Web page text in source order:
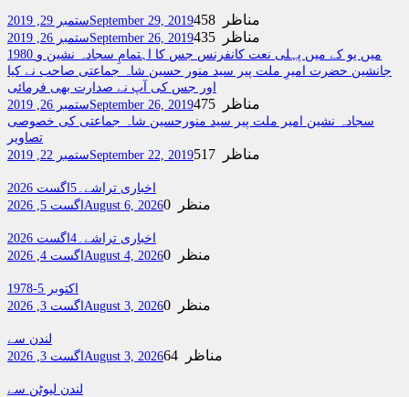
ستمبر 29, 2019September 29, 2019 458 مناظر
ستمبر 26, 2019September 26, 2019 435 مناظر
1980 میں یو کے میں پہلی نعت کانفرنس جس کا اہتمامِ سجادہ نشین و
جانشین حضرت امیرِ ملت پیر سید منور حسین شاہ جماعتی صاحب نے کیا
اور جس کی آپ نے صدارت بھی فرمائی
ستمبر 26, 2019September 26, 2019 475 مناظر
سجادہ نشین امیر ملت پیر سید منورحسین شاہ جماعتی کی خصوصی
تصاویر
ستمبر 22, 2019September 22, 2019 517 مناظر
اخباری تراشے۔5اگست 2026
اگست 5, 2026 August 6, 2026 0 منظر
اخباری تراشے۔4اگست 2026
اگست 4, 2026 August 4, 2026 0 منظر
اکتوبر 5-1978
اگست 3, 2026 August 3, 2026 0 منظر
لندن سے
اگست 3, 2026 August 3, 2026 64 مناظر
لندن لیوٹن سے